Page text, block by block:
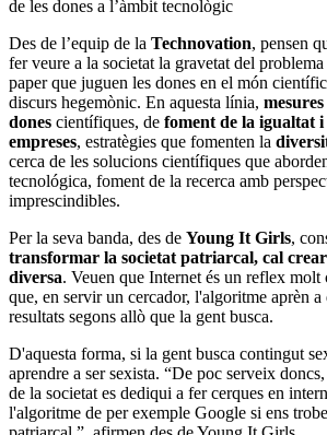
de les dones a l’àmbit tecnològic
Des de l’equip de la Technovation, pensen
fer veure a la societat la gravetat del
paper que juguen les dones en el món
discurs hegemònic. En aquesta línia,
dones científiques, de foment de la igualtat i
empreses, estratègies que fomenten la
cerca de les solucions científiques que
tecnológica, foment de la recerca amb
imprescindibles.
Per la seva banda, des de Young It Girls,
transformar la societat patriarcal, cal
diversa. Veuen que Internet és un reflex molt
que, en servir un cercador, l'algoritme aprèn
resultats segons allò que la gent busca.
D'aquesta forma, si la gent busca contingut
aprendre a ser sexista. “De poc serveix
de la societat es dediqui a fer cerques en
l'algoritme de per exemple Google si ens